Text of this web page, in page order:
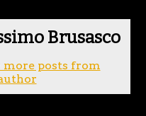
Brusasco
more posts from